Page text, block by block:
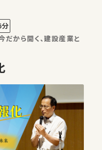
だから聞く、建設産業と